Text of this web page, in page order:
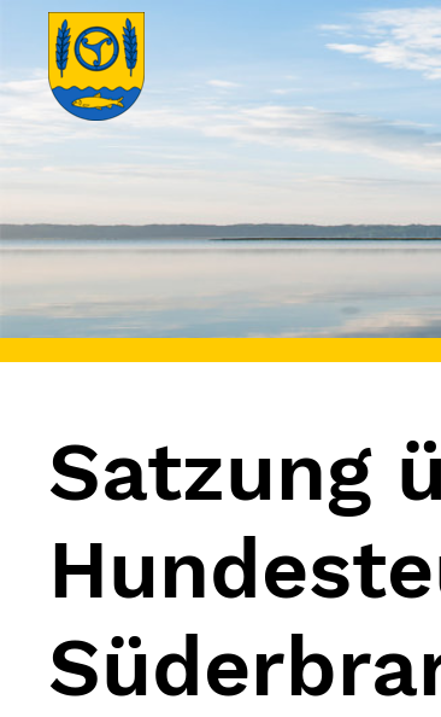
Satzung